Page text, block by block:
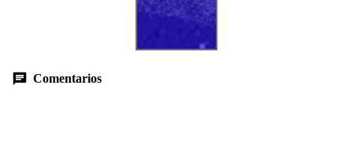
Comentarios